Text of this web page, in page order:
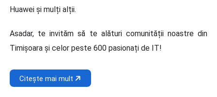
Huawei și mulți alții.
Asadar, te invităm să te alături comunității noastre din
Timișoara și celor peste 600 pasionați de IT!
Citește mai mult